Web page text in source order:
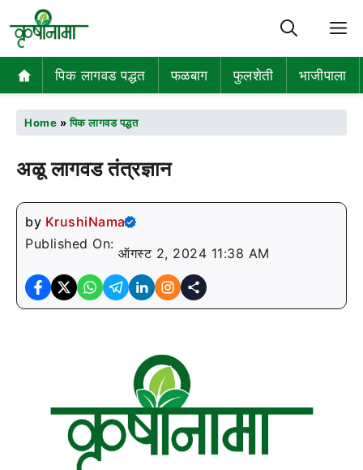
पिक लागवड पद्धत फळबाग फुलशेती भाजीपाला
Home »पिक लागवड पद्धत
अळू लागवड तंत्रज्ञान
by KrushiNama
Published On:
ऑगस्ट 2, 2024 11:38 AM